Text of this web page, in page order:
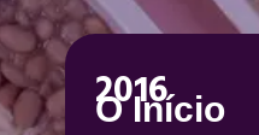
2016
O Início